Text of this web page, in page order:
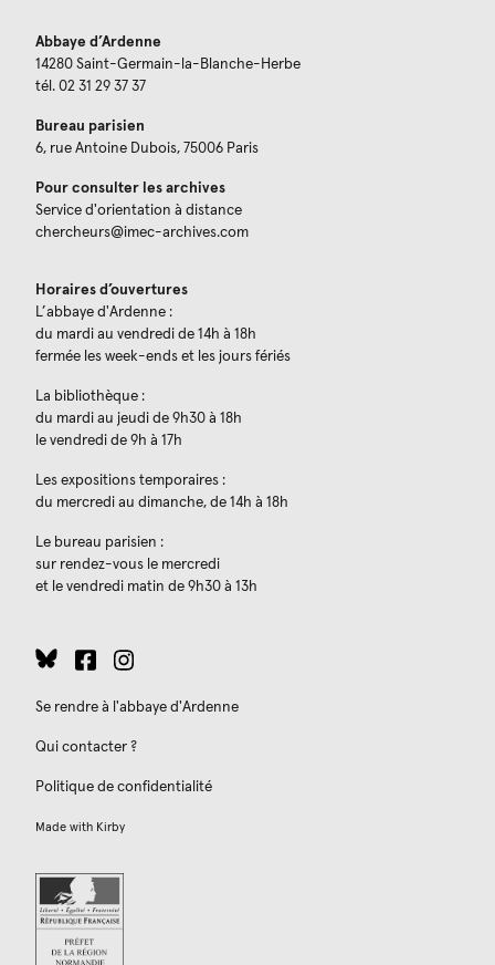
Abbaye d’Ardenne
14280 Saint-Germain-la-Blanche-Herbe
tél. 02 31 29 37 37
Bureau parisien
6, rue Antoine Dubois, 75006 Paris
Pour consulter les archives
Service d'orientation à distance
chercheurs@imec-archives.com
Horaires d’ouvertures
L’abbaye d'Ardenne :
du mardi au vendredi de 14h à 18h
fermée les week-ends et les jours fériés
La bibliothèque :
du mardi au jeudi de 9h30 à 18h
le vendredi de 9h à 17h
Les expositions temporaires :
du mercredi au dimanche, de 14h à 18h
Le bureau parisien :
sur rendez-vous le mercredi
et le vendredi matin de 9h30 à 13h
Se rendre à l'abbaye d'Ardenne
Qui contacter ?
Politique de confidentialité
Made with Kirby